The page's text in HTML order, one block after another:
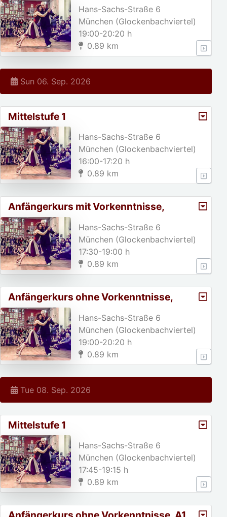
Hans-Sachs-Straße 6
München (Glockenbachviertel)
19:00-20:20 h
0.89 km
Sun 06. Sep. 2026
Mittelstufe 1
Hans-Sachs-Straße 6
München (Glockenbachviertel)
16:00-17:20 h
0.89 km
Anfängerkurs mit Vorkenntnisse,
A2/Weihnachtspause von 23. 1
Hans-Sachs-Straße 6
München (Glockenbachviertel)
17:30-19:00 h
0.89 km
Anfängerkurs ohne Vorkenntnisse,
A1/Weihnachtspause von 23.
Hans-Sachs-Straße 6
München (Glockenbachviertel)
19:00-20:20 h
0.89 km
Tue 08. Sep. 2026
Mittelstufe 1
Hans-Sachs-Straße 6
München (Glockenbachviertel)
17:45-19:15 h
0.89 km